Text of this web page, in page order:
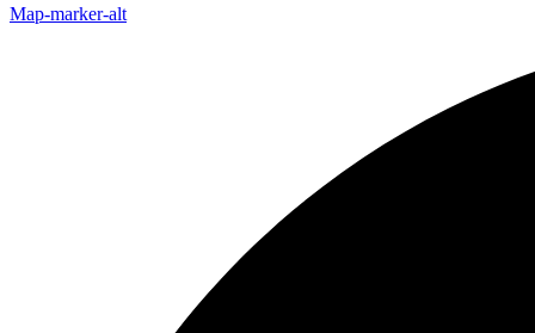
Map-marker-alt